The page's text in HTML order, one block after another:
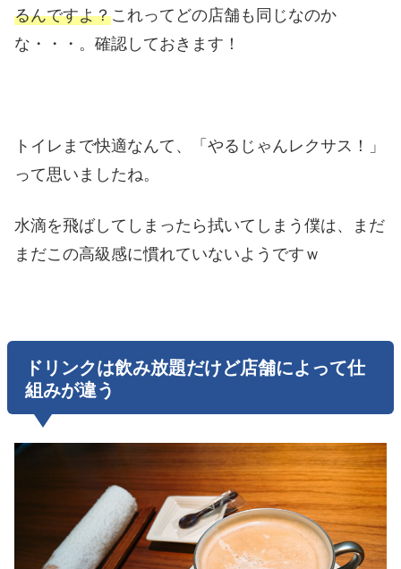
るんですよ？これってどの店舗も同じなのか
な・・・。確認しておきます！
トイレまで快適なんて、「やるじゃんレクサス！」
って思いましたね。
水滴を飛ばしてしまったら拭いてしまう僕は、まだ
まだこの高級感に慣れていないようですｗ
ドリンクは飲み放題だけど店舗によって仕
組みが違う